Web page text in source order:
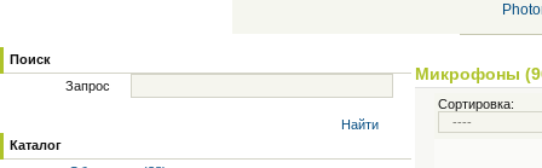
Поиск
Запрос
Найти
Каталог
Микрофоны
Сортировка: